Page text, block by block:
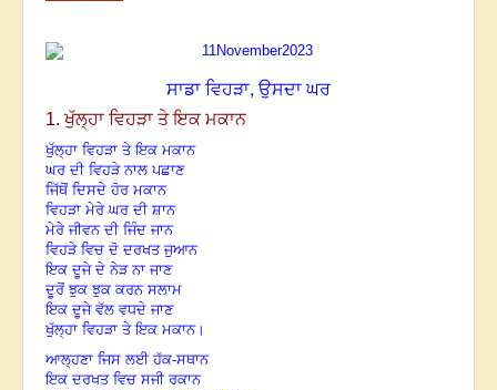
ਸਾਡਾ ਵਿਹੜਾ, ਉਸਦਾ ਘਰ
1. ਖੁੱਲ੍ਹਾ ਵਿਹੜਾ ਤੇ ਇਕ ਮਕਾਨ
ਖੁੱਲ੍ਹਾ ਵਿਹੜਾ ਤੇ ਇਕ ਮਕਾਨ
ਘਰ ਦੀ ਵਿਹੜੇ ਨਾਲ ਪਛਾਣ
ਜਿੱਥੋਂ ਦਿਸਦੇ ਹੋਰ ਮਕਾਨ
ਵਿਹੜਾ ਮੇਰੇ ਘਰ ਦੀ ਸ਼ਾਨ
ਮੇਰੇ ਜੀਵਨ ਦੀ ਜਿੰਦ ਜਾਨ
ਵਿਹੜੇ ਵਿਚ ਦੋ ਦਰਖਤ ਜੁਆਨ
ਇਕ ਦੂਜੇ ਦੇ ਨੇੜ ਨਾ ਜਾਣ
ਦੂਰੋਂ ਝੁਕ ਝੁਕ ਕਰਨ ਸਲਾਮ
ਇਕ ਦੂਜੇ ਵੱਲ ਵਧਦੇ ਜਾਣ
ਖੁੱਲ੍ਹਾ ਵਿਹੜਾ ਤੇ ਇਕ ਮਕਾਨ।
ਆਲ੍ਹਣਾ ਜਿਸ ਲਈ ਹੱਕ-ਸਥਾਨ
ਇਕ ਦਰਖਤ ਵਿਚ ਸਜੀ ਰਕਾਨ